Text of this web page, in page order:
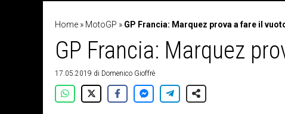
Home » MotoGP » GP Francia: Marquez prova a fare il
GP Francia: Marquez
17.05.2019 di Domenico Gioffrè